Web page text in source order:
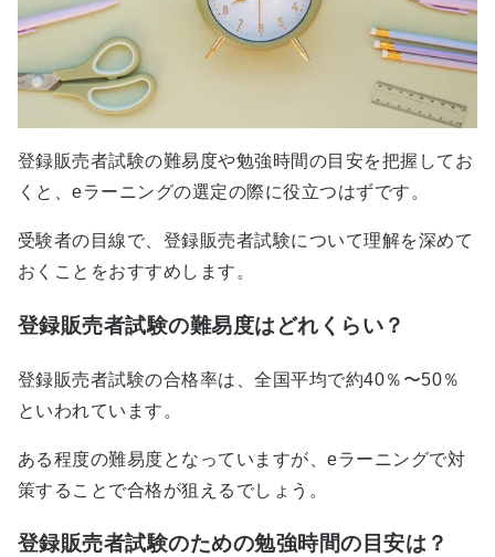
登録販売者試験の難易度や勉強時間の目安を把握してお
くと、eラーニングの選定の際に役立つはずです。
受験者の目線で、登録販売者試験について理解を深めて
おくことをおすすめします。
登録販売者試験の難易度はどれくらい？
登録販売者試験の合格率は、全国平均で約40％〜50％
といわれています。
ある程度の難易度となっていますが、eラーニングで対
策することで合格が狙えるでしょう。
登録販売者試験のための勉強時間の目安は？